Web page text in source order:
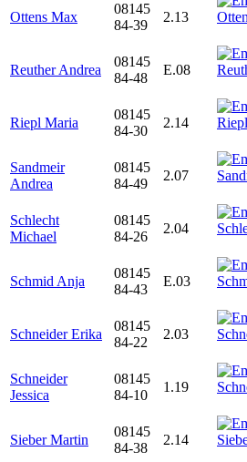
Ottens Max
08145
84-39
2.13
Reuther Andrea
08145
84-48
E.08
Riepl Maria
08145
84-30
2.14
Sandmeir
Andrea
08145
84-49
2.07
Schlecht
Michael
08145
84-26
2.04
Schmid Anja
08145
84-43
E.03
Schneider Erika
08145
84-22
2.03
Schneider
Jessica
08145
84-10
1.19
Sieber Martin
08145
84-38
2.14